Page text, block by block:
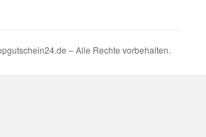
– Alle Rechte vorbehalten.